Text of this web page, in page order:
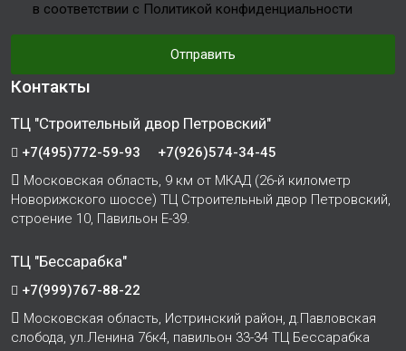
в соответствии с Политикой конфиденциальности
Отправить
Контакты
ТЦ "Строительный двор Петровский"
+7(495)772-59-93
+7(926)574-34-45
Московская область, 9 км от МКАД (26-й километр
Новорижского шоссе) ТЦ Строительный двор Петровский,
строение 10, Павильон Е-39.
ТЦ "Бессарабка"
+7(999)767-88-22
Московская область, Истринский район, д.Павловская
слобода, ул.Ленина 76к4, павильон 33-34 ТЦ Бессарабка